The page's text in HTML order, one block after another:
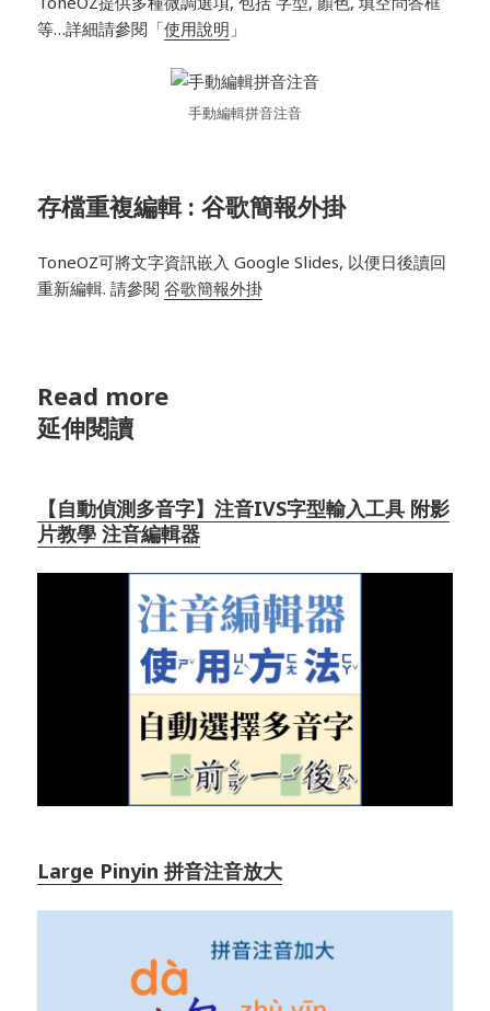
等…詳細請參閱「使用說明 」
手動編輯拼音注音
存檔重複編輯 : 谷歌簡報外掛
ToneOZ可將文字資訊嵌入 Google Slides, 以便日後讀回
重新編輯. 請參閱谷歌簡報外掛
Read more
延伸閱讀
【自動偵測多音字】注音IVS字型輸入工具 附影
片教學 注音編輯器
Large Pinyin 拼音注音放大